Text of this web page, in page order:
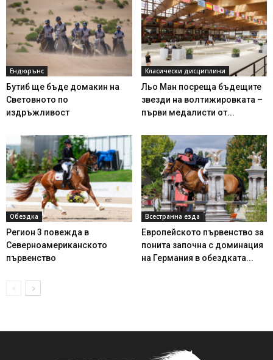
Ендюрънс
Бутиб ще бъде домакин на
Световното по
издръжливост
Класически дисциплини
Льо Ман посреща бъдещите
звезди на волтижировката –
първи медалисти от...
Обездка
Регион 3 повежда в
Северноамериканското
първенство
Всестранна езда
Европейското първенство за
понита започна с доминация
на Германия в обездката...